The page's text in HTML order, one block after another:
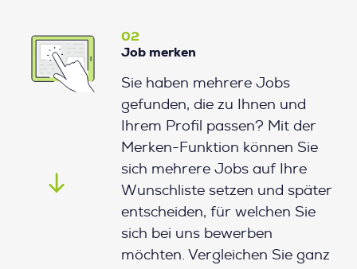
02
Job merken
Sie haben mehrere Jobs
gefunden, die zu Ihnen und
Ihrem Profil passen? Mit der
Merken-Funktion können Sie
sich mehrere Jobs auf Ihre
Wunschliste setzen und später
entscheiden, für welchen Sie
sich bei uns bewerben
möchten. Vergleichen Sie ganz